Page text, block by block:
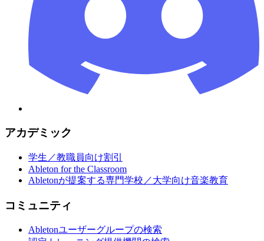
アカデミック
学生／教職員向け割引
Ableton for the Classroom
Abletonが提案する専門学校／大学向け音楽教育
コミュニティ
Abletonユーザーグループの検索